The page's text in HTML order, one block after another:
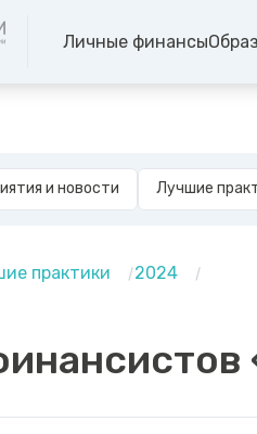
Личные финансы
и новости Лучшие
практики 2024